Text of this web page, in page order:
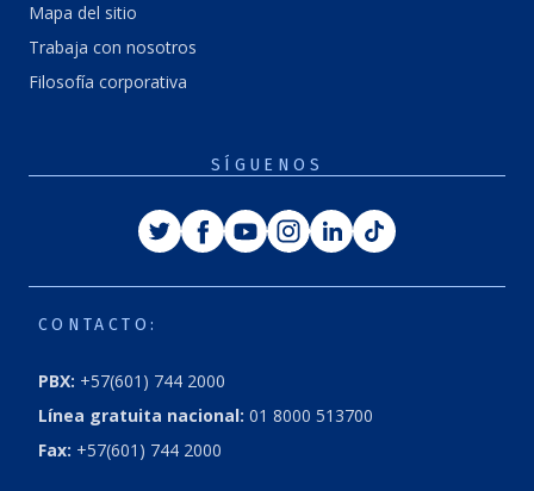
Mapa del sitio
Trabaja con nosotros
Filosofía corporativa
SÍGUENOS
TwitterFacebook
YoutubeInstagram
LinkedinTiktok
CONTACTO:
PBX: +57(601) 744 2000
Línea gratuita nacional: 01 8000 513700
Fax: +57(601) 744 2000